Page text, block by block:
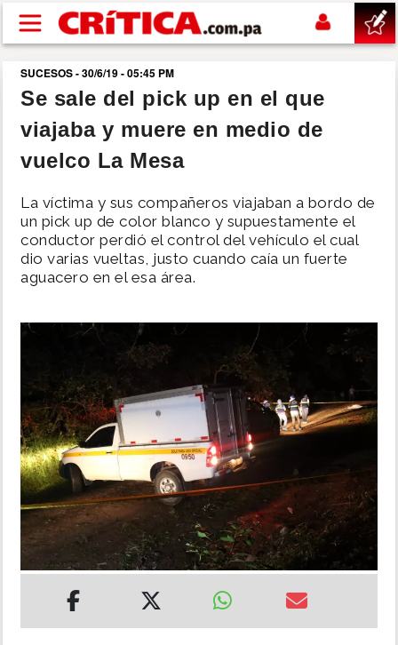
Pasar al contenido principal
buscar
SUCESOS
POLÍTICA
SHOW
DEPORTES
INSÓLITAS
MULTIMEDIA
IMPRESO
SUCESOS - 30/6/19 - 05:45 PM
Se sale del pick up en el que
viajaba y muere en medio de
vuelco La Mesa
La víctima y sus compañeros viajaban a bordo de
un pick up de color blanco y supuestamente el
conductor perdió el control del vehículo el cual
dio varias vueltas, justo cuando caía un fuerte
aguacero en el esa área.